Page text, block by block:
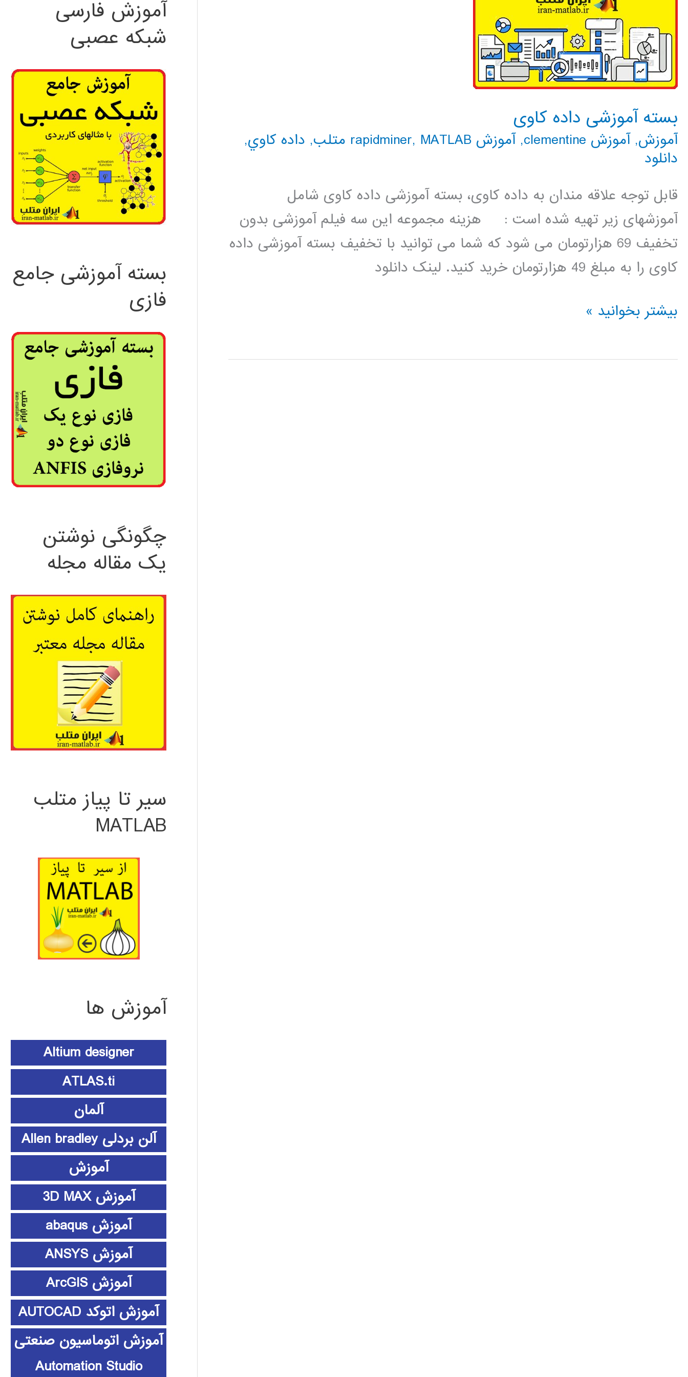
بسته آموزشی داده کاوی
آموزش,آموزش clementine ,آموزش rapidminer , MATLAB متلب , داده كاوي,
دانلود
قابل توجه علاقه مندان به داده کاوی، بسته آموزشی داده کاوی شامل
آموزشهای زیر تهیه شده است : هزینه مجموعه این سه فیلم آموزشی بدون
تخفیف 69 هزارتومان می شود که شما می توانید با تخفیف بسته آموزشی داده
کاوی را به مبلغ 49 هزارتومان خرید کنید. لینک دانلود
بسته
داده
بیشتر بخوانید »
آموزش فارسی
شبکه عصبی
بسته آموزشی جامع
فازی
چگونگی نوشتن
یک مقاله مجله
سیر تا پیاز متلب
MATLAB
آموزش ها
Altium designer
ATLAS.ti
آلمان
آلن بردلی Allen bradley
آموزش
آموزش 3D MAX
آموزش abaqus
آموزش ANSYS
آموزش ArcGIS
آموزش اتوکد AUTOCAD
آموزش اتوماسیون صنعتی
Automation Studio